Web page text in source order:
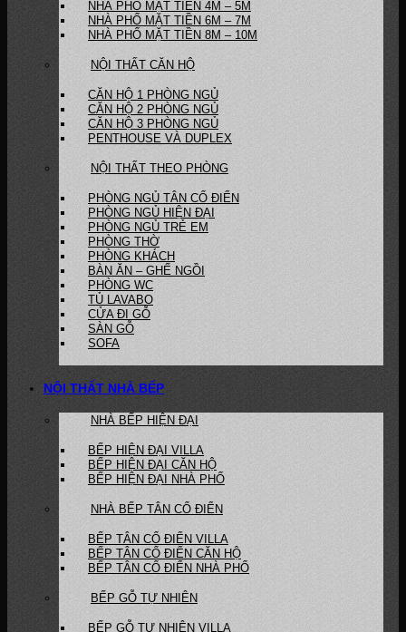
NHÀ PHỐ MẶT TIỀN 4M – 5M
NHÀ PHỐ MẶT TIỀN 6M – 7M
NHÀ PHỐ MẶT TIỀN 8M – 10M
NỘI THẤT CĂN HỘ
CĂN HỘ 1 PHÒNG NGỦ
CĂN HỘ 2 PHÒNG NGỦ
CĂN HỘ 3 PHÒNG NGỦ
PENTHOUSE VÀ DUPLEX
NỘI THẤT THEO PHÒNG
PHÒNG NGỦ TÂN CỔ ĐIỂN
PHÒNG NGỦ HIỆN ĐẠI
PHÒNG NGỦ TRẺ EM
PHÒNG THỜ
PHÒNG KHÁCH
BÀN ĂN – GHẾ NGỒI
PHÒNG WC
TỦ LAVABO
CỬA ĐI GỖ
SÀN GỖ
SOFA
NỘI THẤT NHÀ BẾP
NHÀ BẾP HIỆN ĐẠI
BẾP HIỆN ĐẠI VILLA
BẾP HIỆN ĐẠI CĂN HỘ
BẾP HIỆN ĐẠI NHÀ PHỐ
NHÀ BẾP TÂN CỔ ĐIỂN
BẾP TÂN CỔ ĐIỂN VILLA
BẾP TÂN CỔ ĐIỂN CĂN HỘ
BẾP TÂN CỔ ĐIỂN NHÀ PHỐ
BẾP GỖ TỰ NHIÊN
BẾP GỖ TỰ NHIÊN VILLA